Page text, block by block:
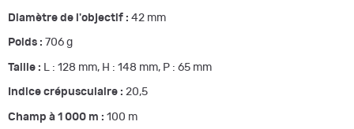
Diamètre de l'objectif : 42 mm
Poids : 706 g
Taille : L : 128 mm, H : 148 mm, P : 65 mm
Indice crépusculaire : 20,5
Champ à 1 000 m : 100 m